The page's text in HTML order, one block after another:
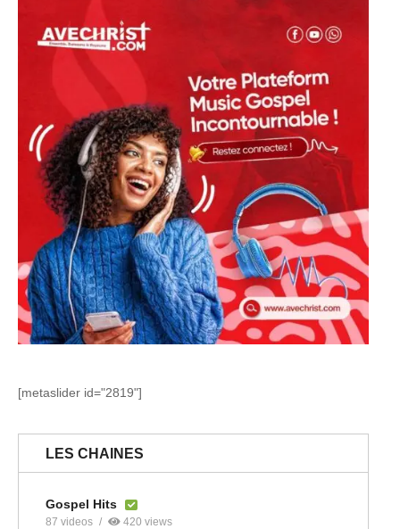
[metaslider id="2819"]
LES CHAINES
Gospel Hits
87 videos 420 views